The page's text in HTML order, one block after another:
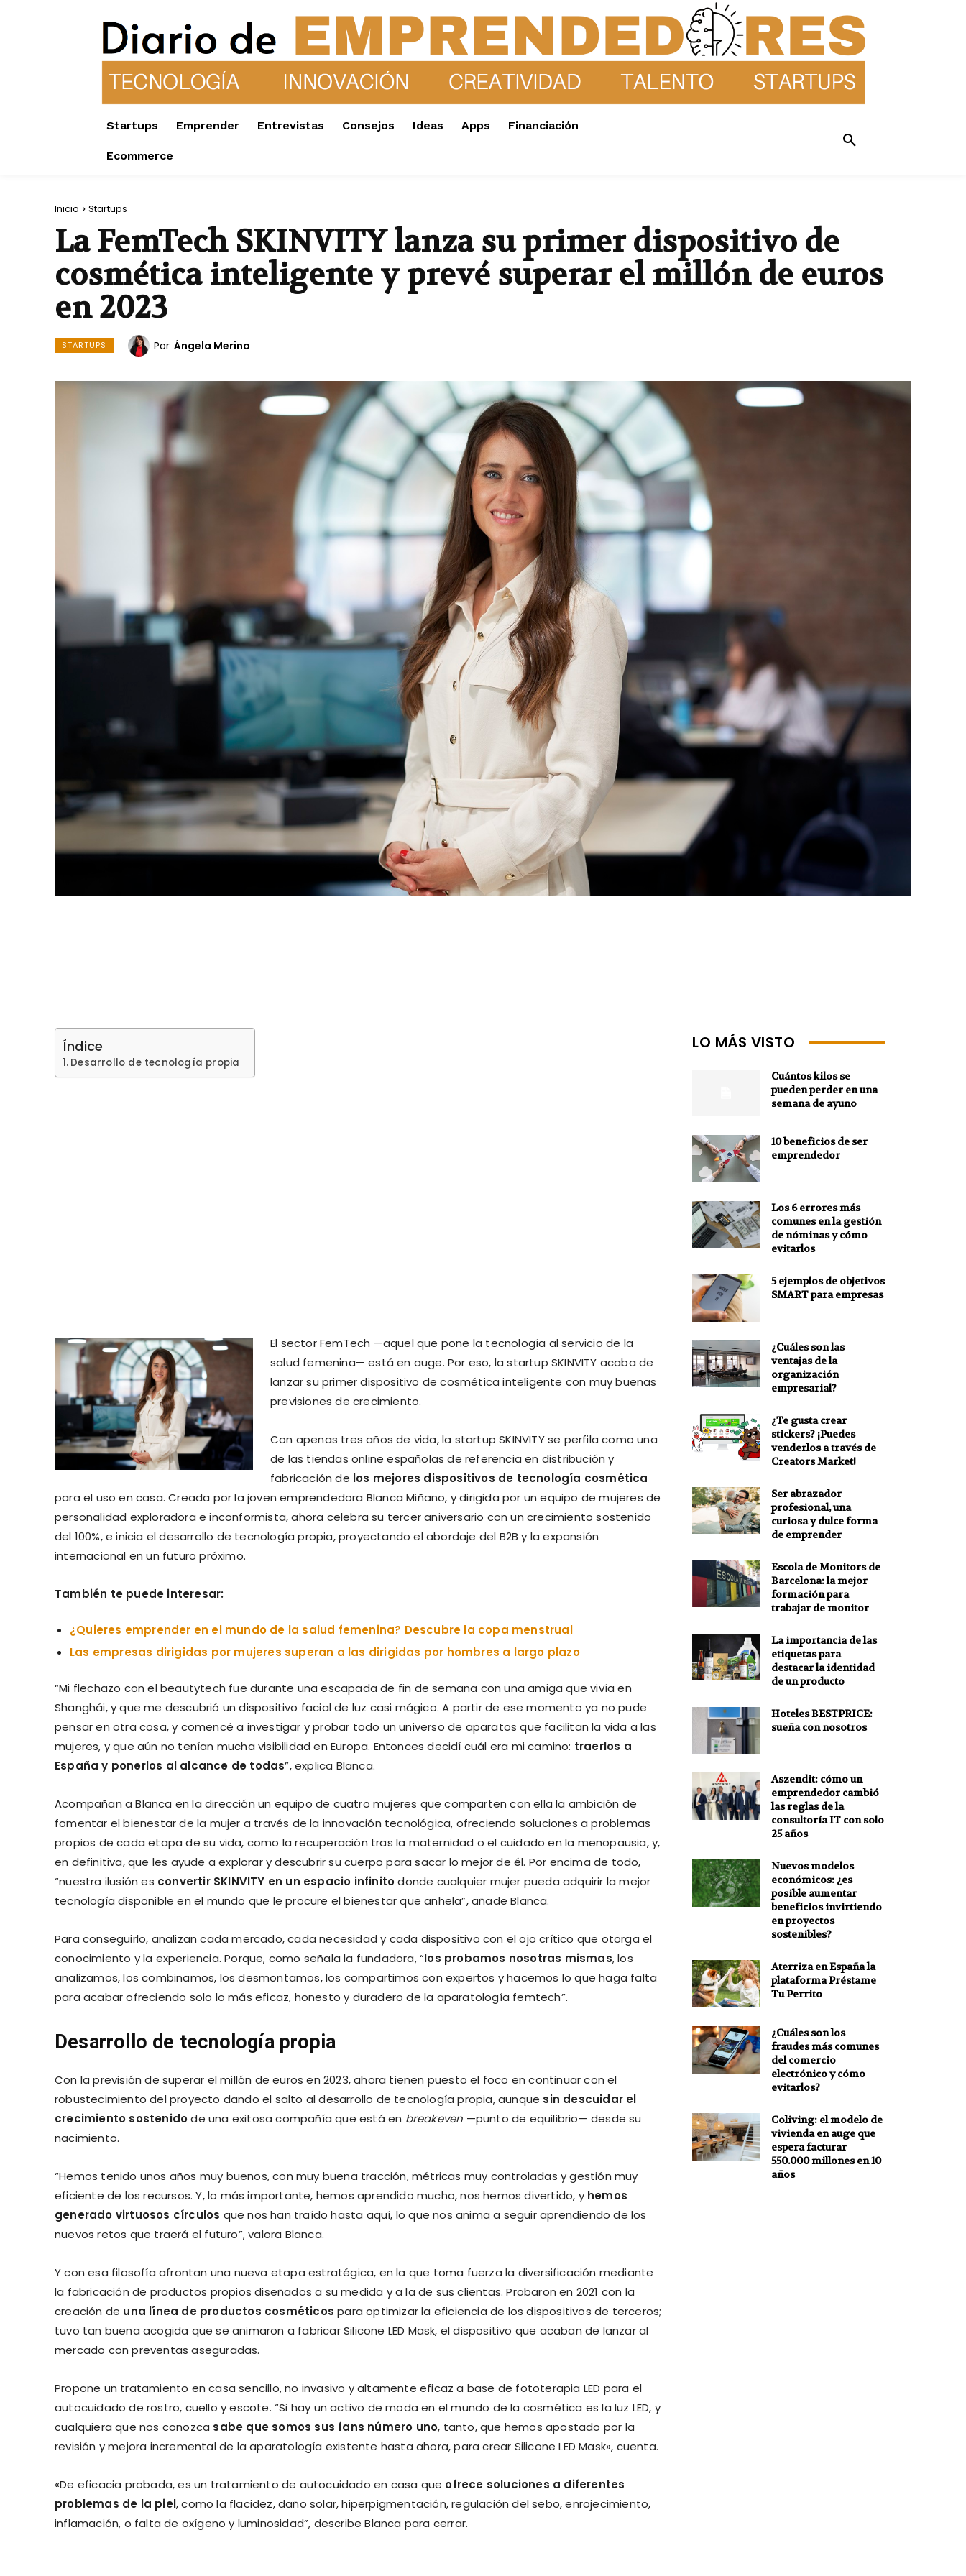
Startups Emprender Entrevistas Consejos Ideas Apps Financiación
Ecommerce
Inicio Startups
La FemTech SKINVITY lanza su primer dispositivo de
cosmética inteligente y prevé superar el millón de euros
en 2023
STARTUPS Por Ángela Merino
Índice
Desarrollo de tecnología propia
El sector FemTech —aquel que pone la tecnología al servicio de la
salud femenina— está en auge. Por eso, la startup SKINVITY acaba de
lanzar su primer dispositivo de cosmética inteligente con muy buenas
previsiones de crecimiento.
Con apenas tres años de vida, la startup SKINVITY se perfila como una
de las tiendas online españolas de referencia en distribución y
fabricación de los mejores dispositivos de tecnología cosmética
para el uso en casa. Creada por la joven emprendedora Blanca Miñano, y dirigida por un equipo de mujeres de
personalidad exploradora e inconformista, ahora celebra su tercer aniversario con un crecimiento sostenido
del 100%, e inicia el desarrollo de tecnología propia, proyectando el abordaje del B2B y la expansión
internacional en un futuro próximo.
También te puede interesar:
¿Quieres emprender en el mundo de la salud femenina? Descubre la copa menstrual
Las empresas dirigidas por mujeres superan a las dirigidas por hombres a largo plazo
“Mi flechazo con el beautytech fue durante una escapada de fin de semana con una amiga que vivía en
Shanghái, y que me descubrió un dispositivo facial de luz casi mágico. A partir de ese momento ya no pude
pensar en otra cosa, y comencé a investigar y probar todo un universo de aparatos que facilitan la vida a las
mujeres, y que aún no tenían mucha visibilidad en Europa. Entonces decidí cuál era mi camino: traerlos a
España y ponerlos al alcance de todas”, explica Blanca.
Acompañan a Blanca en la dirección un equipo de cuatro mujeres que comparten con ella la ambición de
fomentar el bienestar de la mujer a través de la innovación tecnológica, ofreciendo soluciones a problemas
propios de cada etapa de su vida, como la recuperación tras la maternidad o el cuidado en la menopausia, y,
en definitiva, que les ayude a explorar y descubrir su cuerpo para sacar lo mejor de él. Por encima de todo,
“nuestra ilusión es convertir SKINVITY en un espacio infinitodonde cualquier mujer pueda adquirir la mejor
tecnología disponible en el mundo que le procure el bienestar que anhela”, añade Blanca.
Para conseguirlo, analizan cada mercado, cada necesidad y cada dispositivo con el ojo crítico que otorga el
conocimiento y la experiencia. Porque, como señala la fundadora, “los probamos nosotras mismas, los
analizamos, los combinamos, los desmontamos, los compartimos con expertos y hacemos lo que haga falta
para acabar ofreciendo solo lo más eficaz, honesto y duradero de la aparatología femtech”.
Desarrollo de tecnología propia
Con la previsión de superar el millón de euros en 2023, ahora tienen puesto el foco en continuar con el
robustecimiento del proyecto dando el salto al desarrollo de tecnología propia, aunque sin descuidar el
crecimiento sostenidode una exitosa compañía que está en breakeven —punto de equilibrio— desde su
nacimiento.
“Hemos tenido unos años muy buenos, con muy buena tracción, métricas muy controladas y gestión muy
eficiente de los recursos. Y, lo más importante, hemos aprendido mucho, nos hemos divertido, y hemos
generado virtuosos círculos que nos han traído hasta aquí, lo que nos anima a seguir aprendiendo de los
nuevos retos que traerá el futuro”, valora Blanca.
Y con esa filosofía afrontan una nueva etapa estratégica, en la que toma fuerza la diversificación mediante
la fabricación de productos propios diseñados a su medida y a la de sus clientas. Probaron en 2021 con la
creación de una línea de productos cosméticos para optimizar la eficiencia de los dispositivos de terceros;
tuvo tan buena acogida que se animaron a fabricar Silicone LED Mask, el dispositivo que acaban de lanzar al
mercado con preventas aseguradas.
Propone un tratamiento en casa sencillo, no invasivo y altamente eficaz a base de fototerapia LED para el
autocuidado de rostro, cuello y escote. “Si hay un activo de moda en el mundo de la cosmética es la luz LED, y
cualquiera que nos conozca sabe que somos sus fans número uno, tanto, que hemos apostado por la
revisión y mejora incremental de la aparatología existente hasta ahora, para crear Silicone LED Mask», cuenta.
«De eficacia probada, es un tratamiento de autocuidado en casa que ofrece soluciones a diferentes
problemas de la piel, como la flacidez, daño solar, hiperpigmentación, regulación del sebo, enrojecimiento,
inflamación, o falta de oxígeno y luminosidad”, describe Blanca para cerrar.
LO MÁS VISTO
Cuántos kilos se
pueden perder en una
semana de ayuno
10 beneficios de ser
emprendedor
Los 6 errores más
comunes en la gestión
de nóminas y cómo
evitarlos
5 ejemplos de objetivos
SMART para empresas
¿Cuáles son las
ventajas de la
organización
empresarial?
¿Te gusta crear
stickers? ¡Puedes
venderlos a través de
Creators Market!
Ser abrazador
profesional, una
curiosa y dulce forma
de emprender
Escola de Monitors de
Barcelona: la mejor
formación para
trabajar de monitor
La importancia de las
etiquetas para
destacar la identidad
de un producto
Hoteles BESTPRICE:
sueña con nosotros
Aszendit: cómo un
emprendedor cambió
las reglas de la
consultoría IT con solo
25 años
Nuevos modelos
económicos: ¿es
posible aumentar
beneficios invirtiendo
en proyectos
sostenibles?
Aterriza en España la
plataforma Préstame
Tu Perrito
¿Cuáles son los
fraudes más comunes
del comercio
electrónico y cómo
evitarlos?
Coliving: el modelo de
vivienda en auge que
espera facturar
550.000 millones en 10
años